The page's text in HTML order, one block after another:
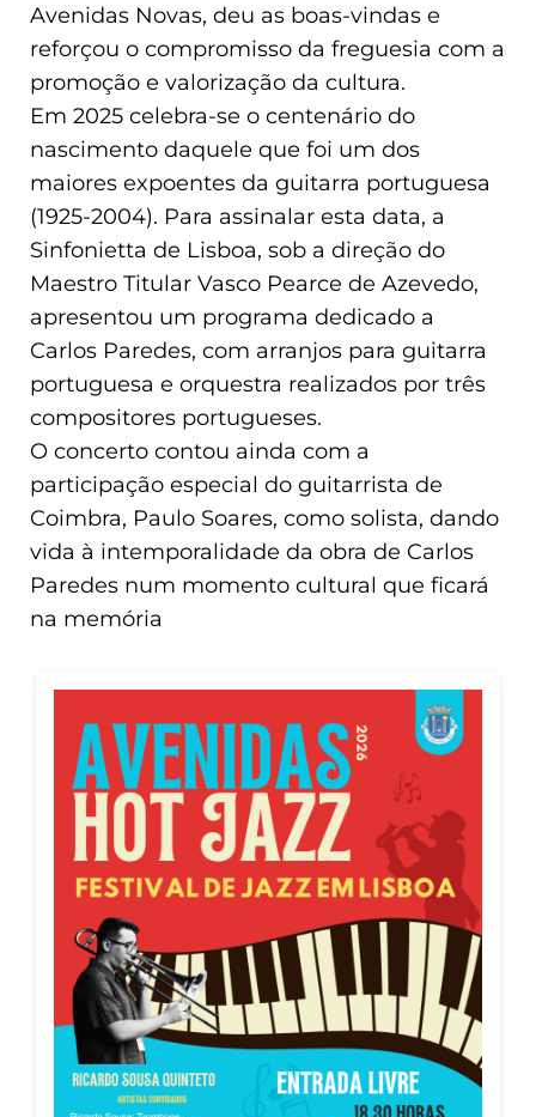
Avenidas Novas, deu as boas-vindas e
reforçou o compromisso da freguesia com a
promoção e valorização da cultura.
Em 2025 celebra-se o centenário do
nascimento daquele que foi um dos
maiores expoentes da guitarra portuguesa
(1925-2004). Para assinalar esta data, a
Sinfonietta de Lisboa, sob a direção do
Maestro Titular Vasco Pearce de Azevedo,
apresentou um programa dedicado a
Carlos Paredes, com arranjos para guitarra
portuguesa e orquestra realizados por três
compositores portugueses.
O concerto contou ainda com a
participação especial do guitarrista de
Coimbra, Paulo Soares, como solista, dando
vida à intemporalidade da obra de Carlos
Paredes num momento cultural que ficará
na memória